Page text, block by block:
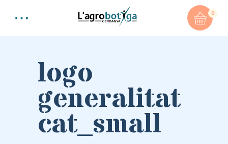
0
logo
generalitat
cat_small